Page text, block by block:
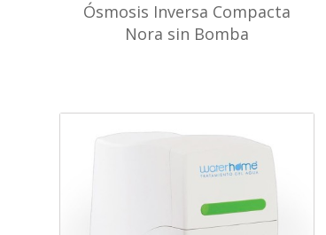
Ósmosis Inversa Compacta
Nora sin Bomba